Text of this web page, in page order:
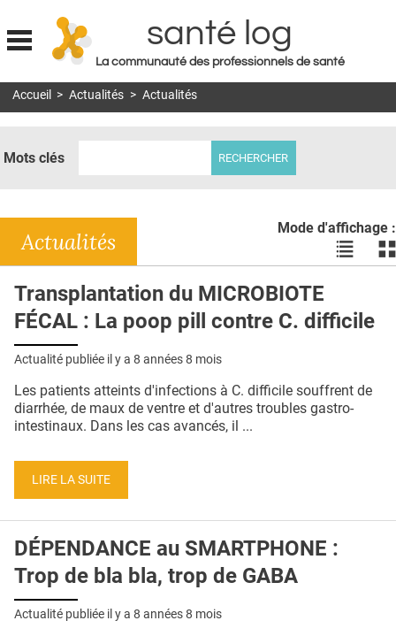
Jump to navigation
santé log
La communauté des professionnels de santé
MON COMPTE
DOSSIERS
RÉSEAUX
E-REVUE SAD
QUI SOMMES-NOUS ?
CONDITIONS GÉNÉRALES
CRÉDITS
Accueil > Actualités > Actualités
Mots clés
Mode d'affichage :
Voir
les
liste
les
Actualités
Transplantation du MICROBIOTE
FÉCAL : La poop pill contre C. difficile
Actualité publiée il y a 8 années 8 mois
Les patients atteints d'infections à C. difficile souffrent de
diarrhée, de maux de ventre et d'autres troubles gastro-
intestinaux. Dans les cas avancés, il ...
LIRE LA SUITE
DÉPENDANCE au SMARTPHONE :
Trop de bla bla, trop de GABA
Actualité publiée il y a 8 années 8 mois